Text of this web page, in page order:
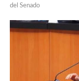
del Senado